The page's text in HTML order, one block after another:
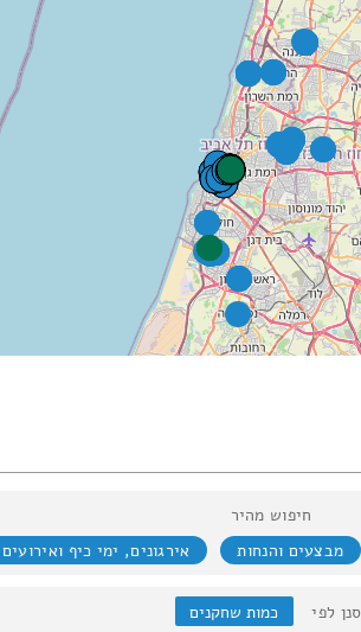
חיפוש מהיר
מבצעים והנחות אירגונים, ימי כיף ואירועים
סנן לפי כמות שחקנים